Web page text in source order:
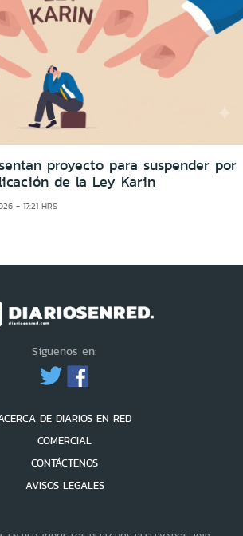
proyecto para suspender por
de la Ley Karin
- 17:21 HRS
Síguenos en:
DE DIARIOS EN RED
COMERCIAL
CONTÁCTENOS
AVISOS LEGALES